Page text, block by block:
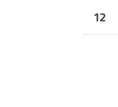
12